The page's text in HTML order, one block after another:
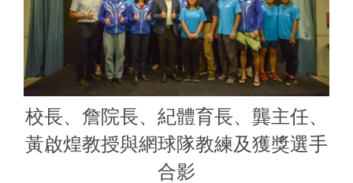
校長、詹院長、紀體育長、龔主任、
黃啟煌教授與網球隊教練及獲獎選手
合影